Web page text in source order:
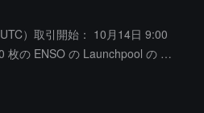
）取引開始： 10月14日 9:00
枚の ENSO の Launchpool の 2
のアプリケーションやサービス